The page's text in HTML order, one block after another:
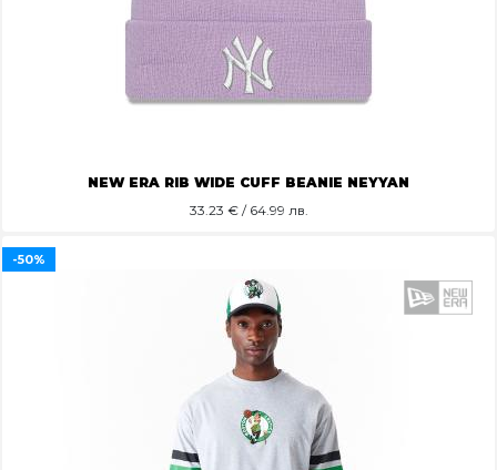
NEW ERA RIB WIDE CUFF BEANIE NEYYAN
33.23 € / 64.99 лв.
-50%